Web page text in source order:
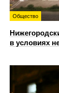
Общество
в условиях